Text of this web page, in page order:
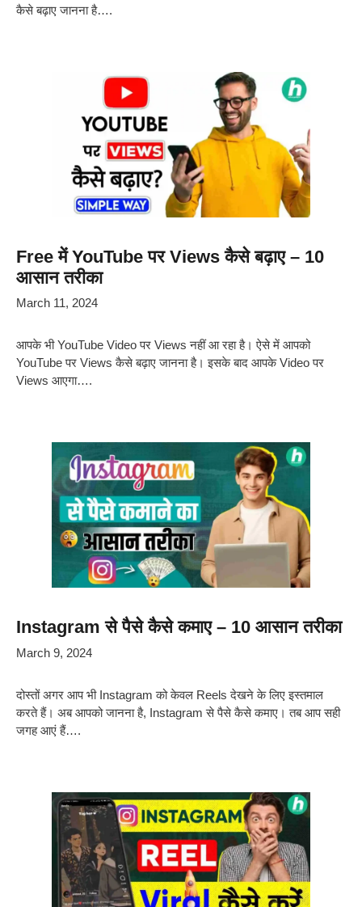
कैसे बढ़ाए जानना है….
Free में YouTube पर Views कैसे बढ़ाए – 10
आसान तरीका
March 11, 2024
आपके भी YouTube Video पर Views नहीं आ रहा है। ऐसे में आपको
YouTube पर Views कैसे बढ़ाए जानना है। इसके बाद आपके Video पर
Views आएगा….
Instagram से पैसे कैसे कमाए – 10 आसान तरीका
March 9, 2024
दोस्तों अगर आप भी Instagram को केवल Reels देखने के लिए इस्तमाल
करते हैं। अब आपको जानना है, Instagram से पैसे कैसे कमाए। तब आप सही
जगह आएं हैं….